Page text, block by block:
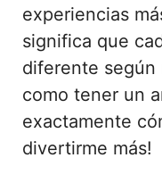
experiencias
significa que
diferente según
como tener un
exactamente
divertirme más!